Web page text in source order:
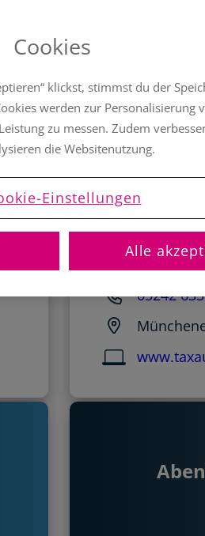
Gerhard
05242
Cookies
klickst, stimmst du der
werden zur Personalisierung
zu messen. Zudem
die Websitenutzung.
Einstellungen
Alle